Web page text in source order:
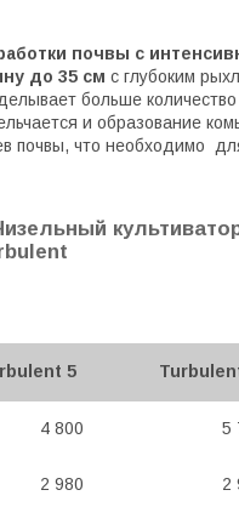
почвы с
до 35 см с глубоким
больше
и образование
почвы, что необходимо
5
4 800 5
2 980 2